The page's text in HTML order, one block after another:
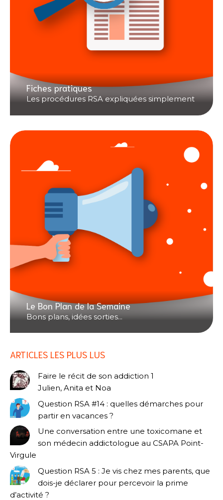
Fiches pratiques
Les procédures RSA expliquées simplement
Le Bon Plan de la Semaine
Bons plans, idées sorties...
ARTICLES LES PLUS LUS
Faire le récit de son addiction 1
Julien, Anita et Noa
Question RSA #14 : quelles démarches pour
partir en vacances ?
Une conversation entre une toxicomane et
son médecin addictologue au CSAPA Point-
Virgule
Question RSA 5 : Je vis chez mes parents, que
dois-je déclarer pour percevoir la prime
d’activité ?